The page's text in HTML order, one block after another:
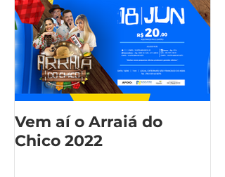
Vem aí o Arraiá do
Chico 2022